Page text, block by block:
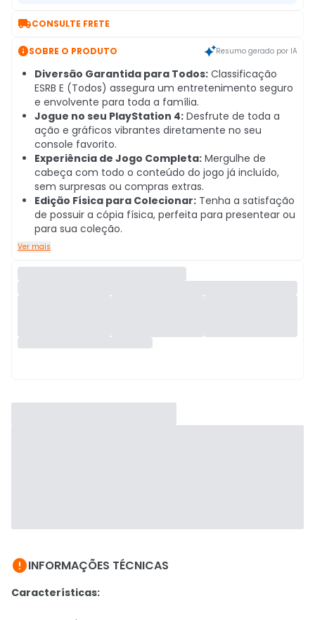
CONSULTE FRETE
SOBRE O PRODUTO Resumo gerado por IA
Diversão Garantida para Todos: Classificação
ESRB E (Todos) assegura um entretenimento seguro
e envolvente para toda a família.
Jogue no seu PlayStation 4: Desfrute de toda a
ação e gráficos vibrantes diretamente no seu
console favorito.
Experiência de Jogo Completa: Mergulhe de
cabeça com todo o conteúdo do jogo já incluído,
sem surpresas ou compras extras.
Edição Física para Colecionar: Tenha a satisfação
de possuir a cópia física, perfeita para presentear ou
para sua coleção.
Ver mais
INFORMAÇÕES TÉCNICAS
Características: